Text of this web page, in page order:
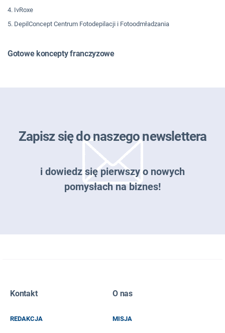
4. IvRoxe
5. DepilConcept Centrum Fotodepilacji i Fotoodmładzania
Gotowe koncepty franczyzowe
Zapisz się do naszego newslettera
i dowiedz się pierwszy o nowych
pomysłach na biznes!
EMAIL
Kontakt
REDAKCJA
O nas
MISJA